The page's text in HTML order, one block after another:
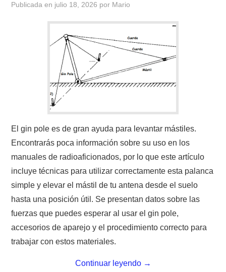
HISTORIA DE LA RADIO
IMÁGENES CRECJ
LA PULGA MERCANTE
LITERATURA DE LA RADIO
MIEMBROS ORIGINALES
MODOS DIGITALES
MORSE CW APRENDE Y MAS
NUESTRAS ACTIVIDADES !
PATROCINADORES
Publicada en julio 18, 2026 por Mario
El gin pole es de gran ayuda para levantar mástiles.
Encontrarás poca información sobre su uso en los
manuales de radioaficionados, por lo que este artículo
incluye técnicas para utilizar correctamente esta palanca
simple y elevar el mástil de tu antena desde el suelo
hasta una posición útil. Se presentan datos sobre las
fuerzas que puedes esperar al usar el gin pole,
accesorios de aparejo y el procedimiento correcto para
trabajar con estos materiales.
Continuar leyendo →